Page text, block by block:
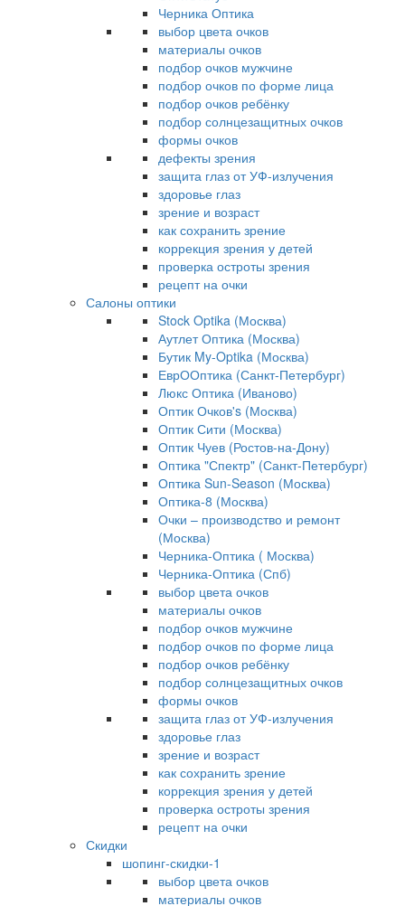
Черника Оптика
выбор цвета очков
материалы очков
подбор очков мужчине
подбор очков по форме лица
подбор очков ребёнку
подбор солнцезащитных очков
формы очков
дефекты зрения
защита глаз от УФ-излучения
здоровье глаз
зрение и возраст
как сохранить зрение
коррекция зрения у детей
проверка остроты зрения
рецепт на очки
Салоны оптики
Stock Optika (Москва)
Аутлет Оптика (Москва)
Бутик My-Optika (Москва)
ЕврООптика (Санкт-Петербург)
Люкс Оптика (Иваново)
Оптик Очков's (Москва)
Оптик Сити (Москва)
Оптик Чуев (Ростов-на-Дону)
Оптика "Спектр" (Санкт-Петербург)
Оптика Sun-Season (Москва)
Оптика-8 (Москва)
Очки – производство и ремонт
(Москва)
Черника-Оптика ( Москва)
Черника-Оптика (Спб)
выбор цвета очков
материалы очков
подбор очков мужчине
подбор очков по форме лица
подбор очков ребёнку
подбор солнцезащитных очков
формы очков
защита глаз от УФ-излучения
здоровье глаз
зрение и возраст
как сохранить зрение
коррекция зрения у детей
проверка остроты зрения
рецепт на очки
Скидки
шопинг-скидки-1
выбор цвета очков
материалы очков